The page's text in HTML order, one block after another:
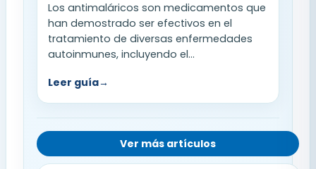
Los antimaláricos son medicamentos que
han demostrado ser efectivos en el
tratamiento de diversas enfermedades
autoinmunes, incluyendo el...
Leer guía→
Ver más artículos